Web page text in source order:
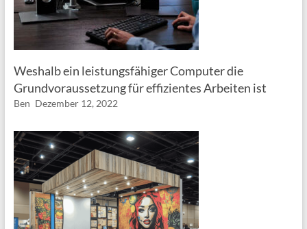
Weshalb ein leistungsfähiger Computer die
Grundvoraussetzung für effizientes Arbeiten ist
Ben Dezember 12, 2022